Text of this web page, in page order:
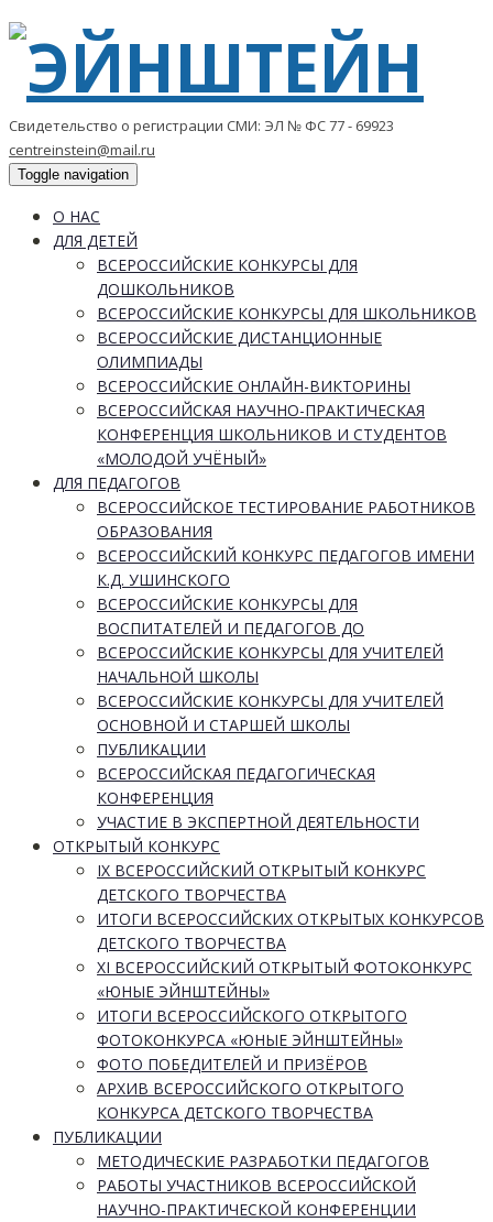
Свидетельство о регистрации СМИ: ЭЛ № ФС 77 - 69923
centreinstein@mail.ru
Toggle navigation
О НАС
ДЛЯ ДЕТЕЙ
ВСЕРОССИЙСКИЕ КОНКУРСЫ ДЛЯ
ДОШКОЛЬНИКОВ
ВСЕРОССИЙСКИЕ КОНКУРСЫ ДЛЯ ШКОЛЬНИКОВ
ВСЕРОССИЙСКИЕ ДИСТАНЦИОННЫЕ
ОЛИМПИАДЫ
ВСЕРОССИЙСКИЕ ОНЛАЙН-ВИКТОРИНЫ
ВСЕРОССИЙСКАЯ НАУЧНО-ПРАКТИЧЕСКАЯ
КОНФЕРЕНЦИЯ ШКОЛЬНИКОВ И СТУДЕНТОВ
«МОЛОДОЙ УЧЁНЫЙ»
ДЛЯ ПЕДАГОГОВ
ВСЕРОССИЙСКОЕ ТЕСТИРОВАНИЕ РАБОТНИКОВ
ОБРАЗОВАНИЯ
ВСЕРОССИЙСКИЙ КОНКУРС ПЕДАГОГОВ ИМЕНИ
К.Д. УШИНСКОГО
ВСЕРОССИЙСКИЕ КОНКУРСЫ ДЛЯ
ВОСПИТАТЕЛЕЙ И ПЕДАГОГОВ ДО
ВСЕРОССИЙСКИЕ КОНКУРСЫ ДЛЯ УЧИТЕЛЕЙ
НАЧАЛЬНОЙ ШКОЛЫ
ВСЕРОССИЙСКИЕ КОНКУРСЫ ДЛЯ УЧИТЕЛЕЙ
ОСНОВНОЙ И СТАРШЕЙ ШКОЛЫ
ПУБЛИКАЦИИ
ВСЕРОССИЙСКАЯ ПЕДАГОГИЧЕСКАЯ
КОНФЕРЕНЦИЯ
УЧАСТИЕ В ЭКСПЕРТНОЙ ДЕЯТЕЛЬНОСТИ
ОТКРЫТЫЙ КОНКУРС
IX ВСЕРОССИЙСКИЙ ОТКРЫТЫЙ КОНКУРС
ДЕТСКОГО ТВОРЧЕСТВА
ИТОГИ ВСЕРОССИЙСКИХ ОТКРЫТЫХ КОНКУРСОВ
ДЕТСКОГО ТВОРЧЕСТВА
XI ВСЕРОССИЙСКИЙ ОТКРЫТЫЙ ФОТОКОНКУРС
«ЮНЫЕ ЭЙНШТЕЙНЫ»
ИТОГИ ВСЕРОССИЙСКОГО ОТКРЫТОГО
ФОТОКОНКУРСА «ЮНЫЕ ЭЙНШТЕЙНЫ»
ФОТО ПОБЕДИТЕЛЕЙ И ПРИЗЁРОВ
АРХИВ ВСЕРОССИЙСКОГО ОТКРЫТОГО
КОНКУРСА ДЕТСКОГО ТВОРЧЕСТВА
ПУБЛИКАЦИИ
МЕТОДИЧЕСКИЕ РАЗРАБОТКИ ПЕДАГОГОВ
РАБОТЫ УЧАСТНИКОВ ВСЕРОССИЙСКОЙ
НАУЧНО-ПРАКТИЧЕСКОЙ КОНФЕРЕНЦИИ